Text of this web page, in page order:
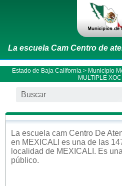
La escuela Cam Centro de
Estado de Baja California > Municipio
MULTIPLE
La escuela cam Centro De
en MEXICALI es una de las
localidad de MEXICALI . Es
público.